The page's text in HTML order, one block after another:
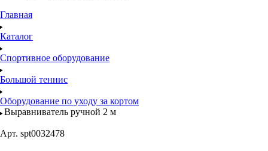
Главная
Каталог
Спортивное оборудование
Большой теннис
Оборудование по уходу за кортом
Выравниватель ручной 2 м
Арт. spt0032478